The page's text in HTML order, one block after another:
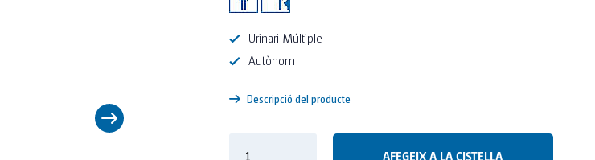
Urinari Múltiple
Autònom
Descripció del producte
AFEGEIX A LA CISTELLA